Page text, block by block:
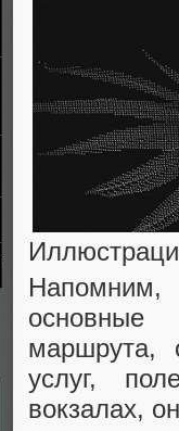
основные
маршрута,
услуг,
вокзалах,